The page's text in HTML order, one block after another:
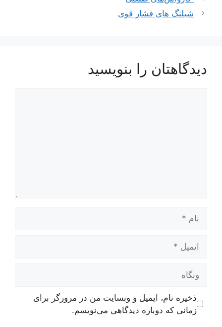
نوشته‌هاشیلنگ های فشار قوی
دیدگاهتان را بنویسید
وبگاه
ذخیره نام، ایمیل و وبسایت من در مرورگر برای
زمانی که دوباره دیدگاهی می‌نویسم.